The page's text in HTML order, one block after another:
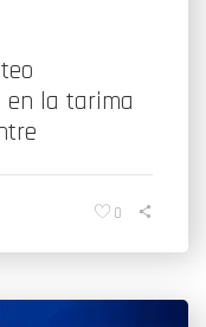
en la tarima
0